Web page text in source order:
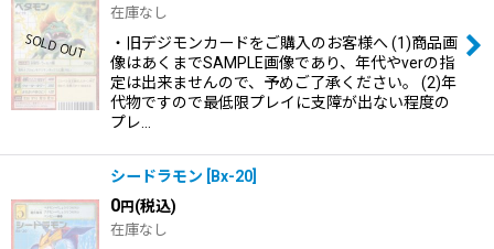
在庫なし
・旧デジモンカードをご購入のお客様へ (1)商品画
像はあくまでSAMPLE画像であり、年代やverの指
定は出来ませんので、予めご了承ください。 (2)年
代物ですので最低限プレイに支障が出ない程度の
プレ…
シードラモン Bx-20
0円(税込)
在庫なし